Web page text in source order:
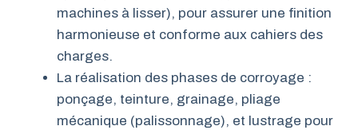
machines à lisser), pour assurer une finition
harmonieuse et conforme aux cahiers des
charges.
La réalisation des phases de corroyage :
ponçage, teinture, grainage, pliage
mécanique (palissonnage), et lustrage pour